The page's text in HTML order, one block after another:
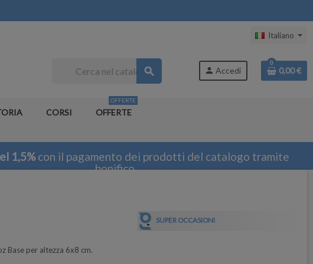
Italiano
search person Accedi
0
0,00 €
CORSI OFFERTE
OFFERTE
1,5%con il pagamento dei prodotti del catalogo tramite
bonifico
Base per altezza 6x8 cm.
SUPER OCCASIONI